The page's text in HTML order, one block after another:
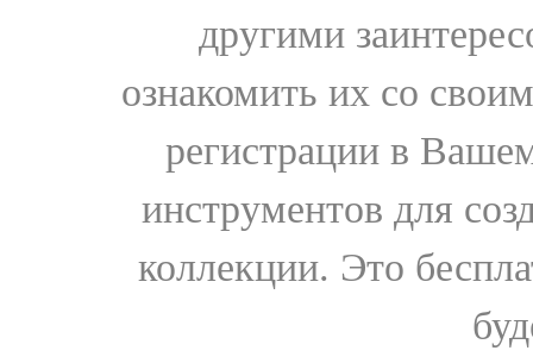
другими
ознакомить их со
регистрации в
инструментов для
коллекции. Это